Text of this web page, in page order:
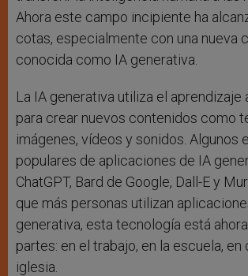
Ahora este campo incipiente ha
cotas, especialmente con una nueva
conocida como IA generativa.
La IA generativa utiliza el aprendizaje
para crear nuevos contenidos como
imágenes, vídeos y sonidos. Algunos
populares de aplicaciones de IA
ChatGPT, Bard de Google, Dall-E y
que más personas utilizan
generativa, esta tecnología está
partes: en el trabajo, en la escuela, en
iglesia.